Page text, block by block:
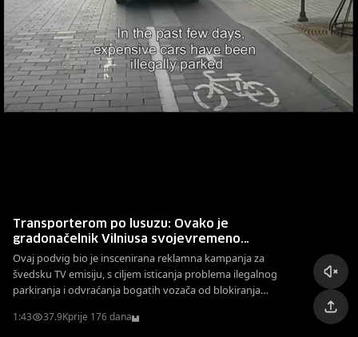
Transporterom po lusuzu: Ovako je
gradonačelnik Vilniusa svojevremeno
"rješavao" problem bahatih vozača
Ovaj podvig bio je inscenirana reklamna kampanja za
švedsku TV emisiju, s ciljem isticanja problema ilegalnog
parkiranja i odvraćanja bogatih vozača od blokiranja
1:43 37.9Kprije 176 dana